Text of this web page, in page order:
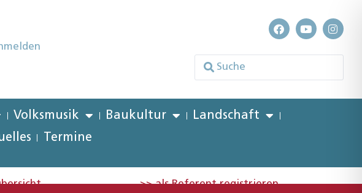
Volksmusik Baukultur
Landschaft
Termine
>> als Referent registrieren